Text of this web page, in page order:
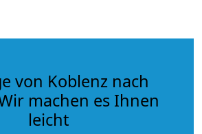
von Koblenz nach
machen es Ihnen
leicht